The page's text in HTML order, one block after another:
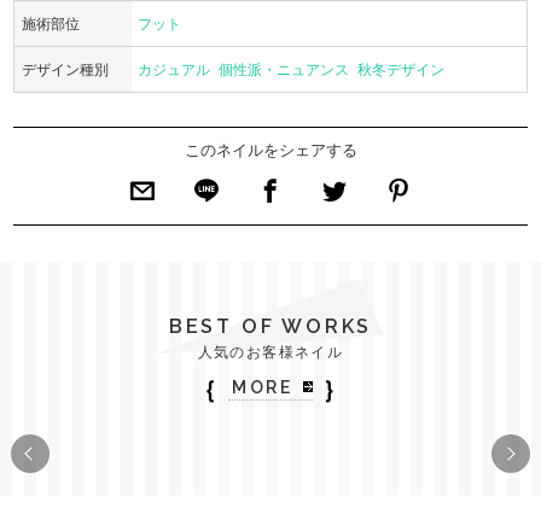
施術部位 フット
デザイン種別 カジュアル 個性派・ニュアンス 秋冬デザイン
このネイルをシェアする
BEST OF WORKS
人気のお客様ネイル
｛ MORE ｝